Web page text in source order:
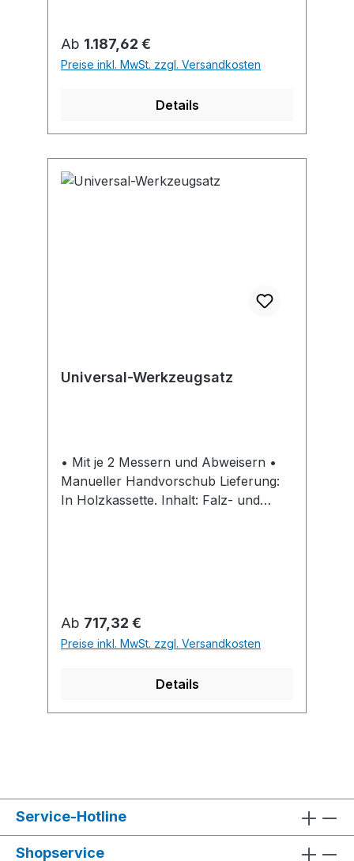
Regulärer Preis:
Ab 1.187,62 €
Preise inkl. MwSt. zzgl. Versandkosten
Details
Universal-Werkzeugsatz
• Mit je 2 Messern und Abweisern •
Manueller Handvorschub Lieferung:
In Holzkassette. Inhalt: Falz- und
Regulärer Preis:
Ab 717,32 €
Preise inkl. MwSt. zzgl. Versandkosten
Details
Service-Hotline
Shopservice